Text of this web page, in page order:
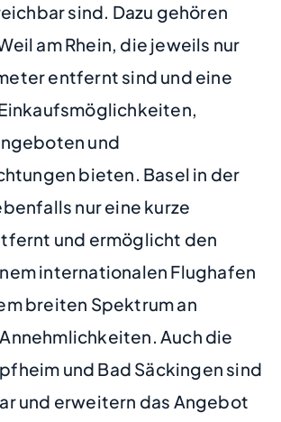
sind. Dazu gehören
am Rhein, die jeweils nur
entfernt sind und eine
und
bieten. Basel in der
nur eine kurze
und ermöglicht den
internationalen Flughafen
breiten Spektrum an
Auch die
und Bad Säckingen sind
und erweitern das Angebot